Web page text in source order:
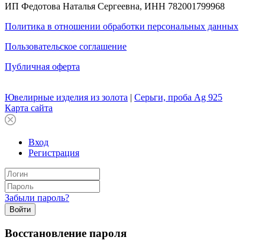
ИП Федотова Наталья Сергеевна, ИНН 782001799968
Политика в отношении обработки персональных данных
Пользовательское соглашение
Публичная оферта
Ювелирные изделия из золота | Серьги, проба Ag 925
Карта сайта
Вход
Регистрация
Забыли пароль?
Войти
Восстановление пароля